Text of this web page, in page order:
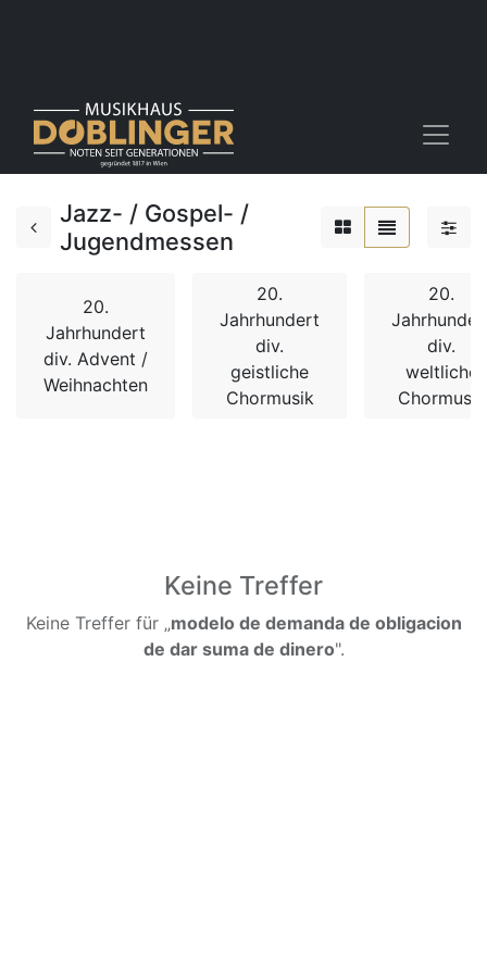
Jazz- / Gospel- /
Jugendmessen
20.
Jahrhundert
div. Advent /
Weihnachten
20.
Jahrhundert
div.
geistliche
Chormusik
20.
div.
weltliche
Chormusik
Keine Treffer
Keine Treffer für „modelo de demanda de obligacion
de dar suma de dinero".